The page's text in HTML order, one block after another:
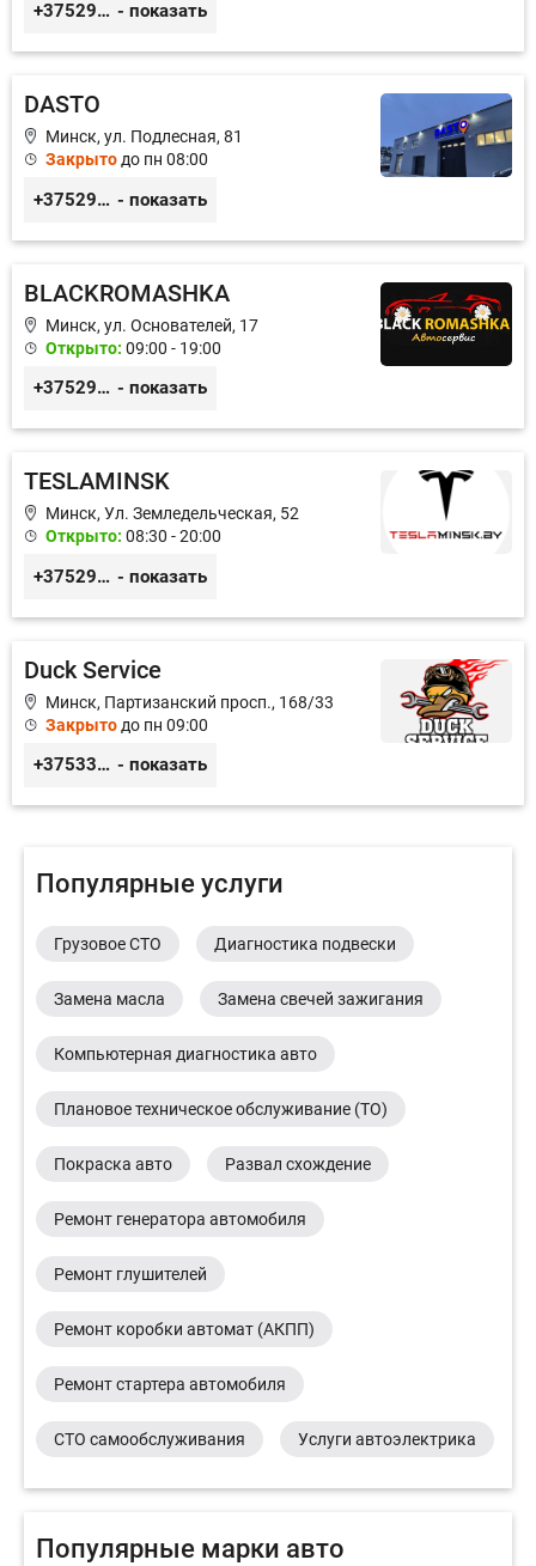
+375299395764 - показать
DASTO
Минск, ул. Подлесная, 81
Закрытодо пн 08:00
+375296606560 - показать
BLACKROMASHKA
Минск, ул. Основателей, 17
Открыто: 09:00 - 19:00
+375296651188 - показать
TESLAMINSK
Минск, Ул. Земледельческая, 52
Открыто: 08:30 - 20:00
+375291335101 - показать
Duck Service
Минск, Партизанский просп., 168/33
Закрыто до пн 09:00
+375333416710 - показать
Популярные услуги
Грузовое СТО Диагностика подвески
Замена масла Замена свечей зажигания
Компьютерная диагностика авто
Плановое техническое обслуживание (ТО)
Покраска авто Развал схождение
Ремонт генератора автомобиля
Ремонт глушителей
Ремонт коробки автомат (АКПП)
Ремонт стартера автомобиля
СТО самообслуживания Услуги автоэлектрика
Популярные марки авто